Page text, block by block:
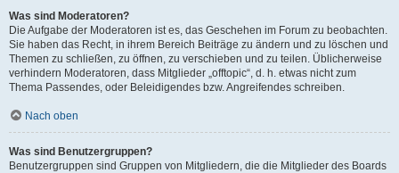
Was sind Moderatoren?
Die Aufgabe der Moderatoren ist es, das Geschehen im Forum zu beobachten.
Sie haben das Recht, in ihrem Bereich Beiträge zu ändern und zu löschen und
Themen zu schließen, zu öffnen, zu verschieben und zu teilen. Üblicherweise
verhindern Moderatoren, dass Mitglieder „offtopic“, d. h. etwas nicht zum
Thema Passendes, oder Beleidigendes bzw. Angreifendes schreiben.
Nach oben
Was sind Benutzergruppen?
Benutzergruppen sind Gruppen von Mitgliedern, die die Mitglieder des Boards